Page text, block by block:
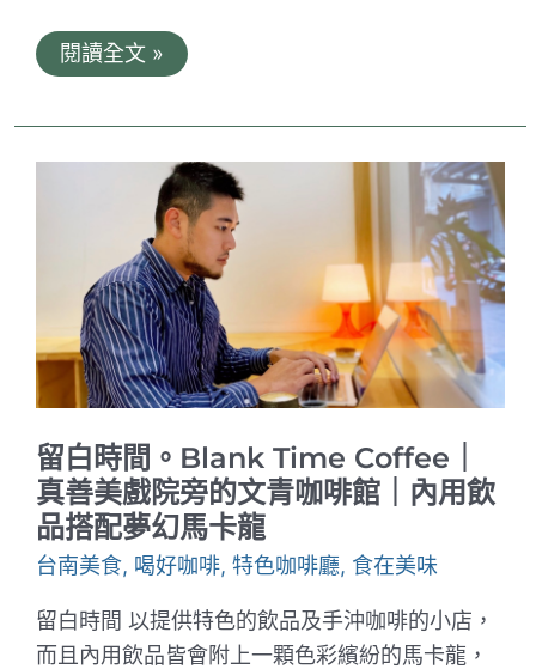
台
南
好
零！
行
動
支
上
線
啦！
閱讀全文 »
留白時間。Blank Time Coffee｜
真善美戲院旁的文青咖啡館｜內用飲
品搭配夢幻馬卡龍
台南美食, 喝好咖啡, 特色咖啡廳, 食在美味
留白時間 以提供特色的飲品及手沖咖啡的小店，
而且內用飲品皆會附上一顆色彩繽紛的馬卡龍，